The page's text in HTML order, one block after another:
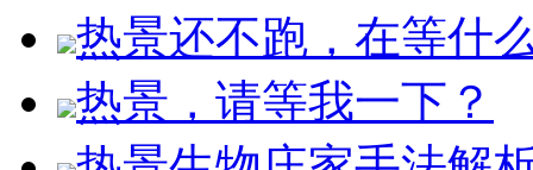
热景还不跑，在等什
热景，请等我一下？